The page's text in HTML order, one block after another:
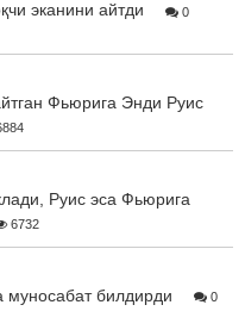
эканини айтди
0
Фьюрига Энди Руис
Руис эса Фьюрига
6732
муносабат билдирди
0